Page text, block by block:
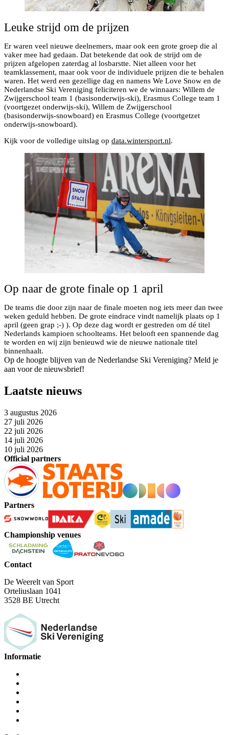
Leuke strijd om de prijzen
Er waren veel nieuwe deelnemers, maar ook een grote groep die al
vaker mee had gedaan. Dat betekende dat ook de strijd om de
prijzen afgelopen zaterdag al losbarstte. Niet alleen voor het
teamklassement, maar ook voor de individuele prijzen die te behalen
waren. Het werd een gezellige dag en namens We Love Snow en de
Nederlandse Ski Vereniging feliciteren we de winnaars: Willem de
Zwijgerschool team 1 (basisonderwijs-ski), Erasmus College team 1
(voortgezet onderwijs-ski), Willem de Zwijgerschool
(basisonderwijs-snowboard) en Erasmus College (voortgetzet
onderwijs-snowboard).
Kijk voor de volledige uitslag op data.wintersport.nl.
Op naar de grote finale op 1 april
De teams die door zijn naar de finale moeten nog iets meer dan twee
weken geduld hebben. De grote eindrace vindt namelijk plaats op 1
april (geen grap ;-) ). Op deze dag wordt er gestreden om dé titel
Nederlands kampioen schoolteams. Het belooft een spannende dag
te worden en wij zijn benieuwd wie de nieuwe nationale titel
binnenhaalt.
Op de hoogte blijven van de Nederlandse Ski Vereniging? Meld je
aan voor de nieuwsbrief!
Laatste nieuws
3 augustus 2026
27 juli 2026
22 juli 2026
14 juli 2026
10 juli 2026
Official partners
Partners
Championship venues
Contact
De Weerelt van Sport
Orteliuslaan 1041
3528 BE Utrecht
Informatie